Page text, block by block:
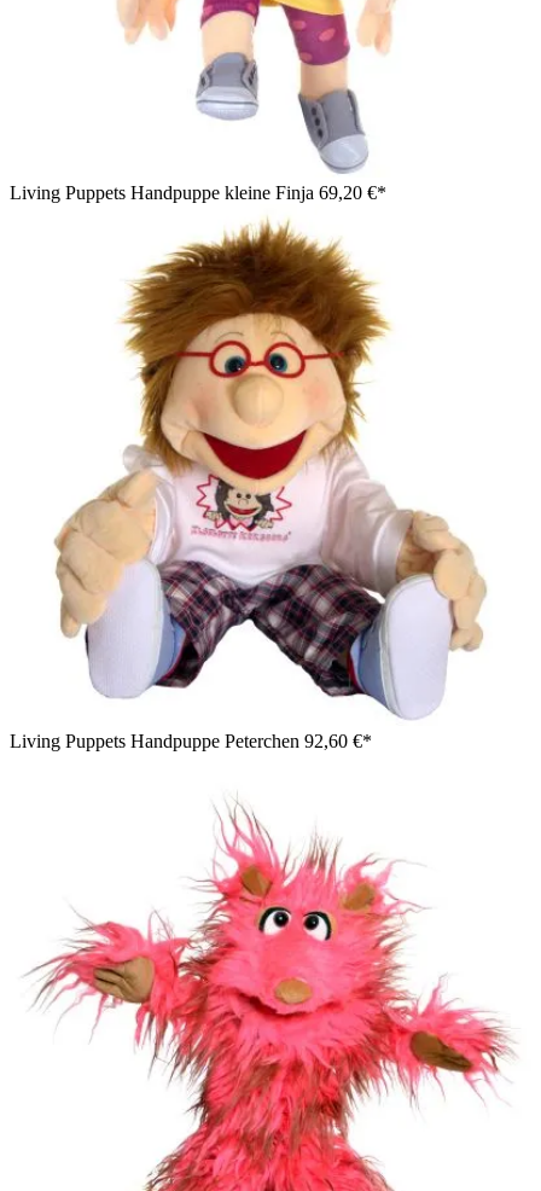
Living Puppets Handpuppe kleine Finja 69,20 €*
Living Puppets Handpuppe Peterchen 92,60 €*